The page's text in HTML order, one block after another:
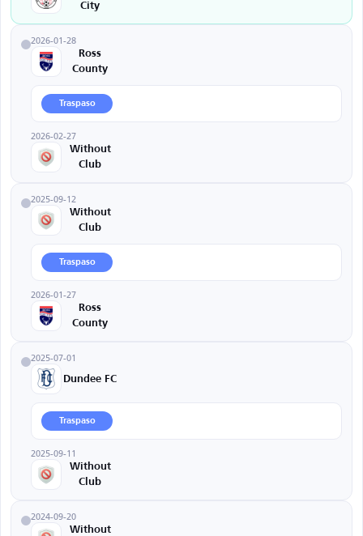
City
2026-01-28
Ross
County
Traspaso
2026-02-27
Without
Club
2025-09-12
Without
Club
Traspaso
2026-01-27
Ross
County
2025-07-01
Dundee FC
Traspaso
2025-09-11
Without
Club
2024-09-20
Without